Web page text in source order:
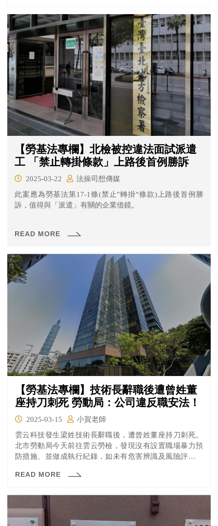
案是一個不錯的參考指標，請特別留意第2~4點(性侵/性騷/
職場霸凌)，除了性侵經查證屬實或提起公訴直接予以免職
外，性騷/職場霸凌即便屬實，也要受害人遭受重大身心創
傷或死亡，方構成直接免職。
【勞基法專欄】北檢被控違法面試派遣
工 「禁止轉掛條款」上路後首例勝訴
2025-03-22
法操司想傳媒
此案應為勞基法第17-1條(禁止"轉掛"條款)上路後首例勝
訴，值得與「派遣」有關的企業借鏡。
READ MORE
【勞基法專欄】技術長辭職後遭曾姓董
座持刀刺死 勞動局：公司違反職安法！
2025-03-15
小賀老師
雲云科技發生梁姓技術長辭職後，遭曾姓董座持刀刺死。
北市勞動局今天前往雲云勞檢，發現沒有設置職場暴力預
防措施、並做成執行紀錄，如未有危害辨識及風險評估表
READ MORE